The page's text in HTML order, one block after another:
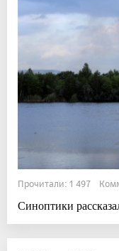
Прочитали: 1 497
Синоптики